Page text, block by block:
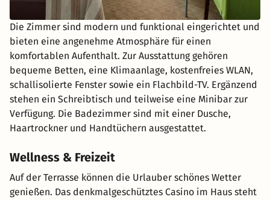
Die Zimmer sind modern und funktional eingerichtet und
bieten eine angenehme Atmosphäre für einen
komfortablen Aufenthalt. Zur Ausstattung gehören
bequeme Betten, eine Klimaanlage, kostenfreies WLAN,
schallisolierte Fenster sowie ein Flachbild-TV. Ergänzend
stehen ein Schreibtisch und teilweise eine Minibar zur
Verfügung. Die Badezimmer sind mit einer Dusche,
Haartrockner und Handtüchern ausgestattet.
Wellness & Freizeit
Auf der Terrasse können die Urlauber schönes Wetter
genießen. Das denkmalgeschütztes Casino im Haus steht